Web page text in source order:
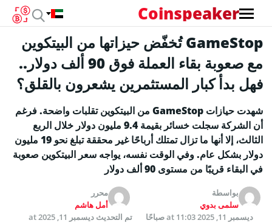
Coinspeaker
GameStop تُخفّض حيزاتها من البيتكوين
مع صعوبة بقاء العملة فوق 90 ألف دولار..
فهل بدأ كبار المستثمرين يشعرون بالقلق؟
شهدت حيازات GameStop من البيتكوين تقلبات واضحة. فرغم
أن الشركة سجلت خسائر بقيمة 9.4 مليون دولار خلال الربع
الثالث، إلا أنها ما تزال تمتلك أرباحًا غير محققة تبلغ نحو 19 مليون
دولار بشكل عام. وفي الوقت نفسه، يواجه سعر البيتكوين صعوبة
في البقاء قريبًا من مستوى 90 ألف دولار
بواسطة
سلمى بدوي
محرر
أمل هاشم
ديسمبر 11, 2025 at 11:03 صباحًا
تم التحديث
ديسمبر 11, 2025 at